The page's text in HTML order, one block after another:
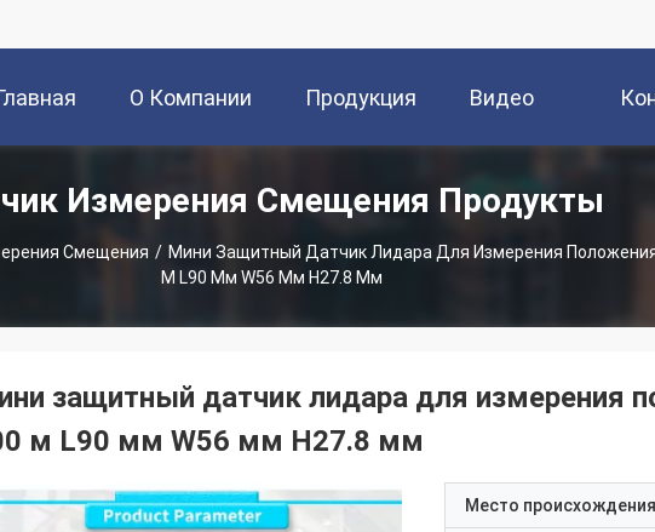
О Компании Продукция Видео
Измерения Смещения Продукты
Смещения / Мини Защитный Датчик Лидара Для Измерения
М L90 Мм W56 Мм H27.8 Мм
защитный датчик лидара для измерения
м L90 мм W56 мм H27.8 мм
Место происхождения